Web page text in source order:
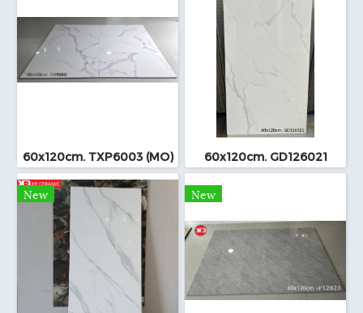
60x120cm. TXP6003 (MO) 60x120cm. GD126021
New New